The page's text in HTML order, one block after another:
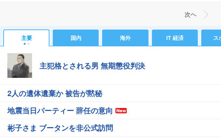
次ヘ
主要 国内 海外 IT 経済 ス
主犯格とされる男 無期懲役判決
2人の遺体遺棄か 被告が黙秘
地震当日パーティー 辞任の意向
彬子さま ブータンを非公式訪問